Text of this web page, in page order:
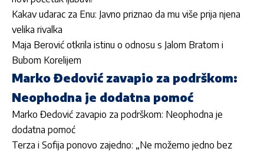
Kakav udarac za Enu: Javno priznao da mu više prija njena
velika rivalka
Maja Berović otkrila istinu o odnosu s Jalom Bratom i
Bubom Korelijem
Marko Đedović zavapio za podrškom:
Neophodna je dodatna pomoć
Marko Đedović zavapio za podrškom: Neophodna je
dodatna pomoć
Terza i Sofija ponovo zajedno: „Ne možemo jedno bez